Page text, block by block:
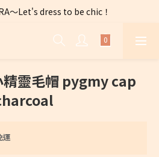
滿 $2500免運費～
～Let's dress to be chic！
滿 $2500免運費～
精靈毛帽 pygmy cap
運